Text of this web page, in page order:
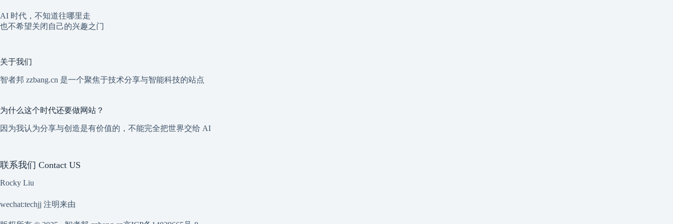
AI 时代，不知道往哪里走
也不希望关闭自己的兴趣之门
关于我们
智者邦 zzbang.cn 是一个聚焦于技术分享与智能科技的站点
为什么这个时代还要做网站？
因为我认为分享与创造是有价值的，不能完全把世界交给 AI
联系我们 Contact US
Rocky Liu
wechat:techjj 注明来由